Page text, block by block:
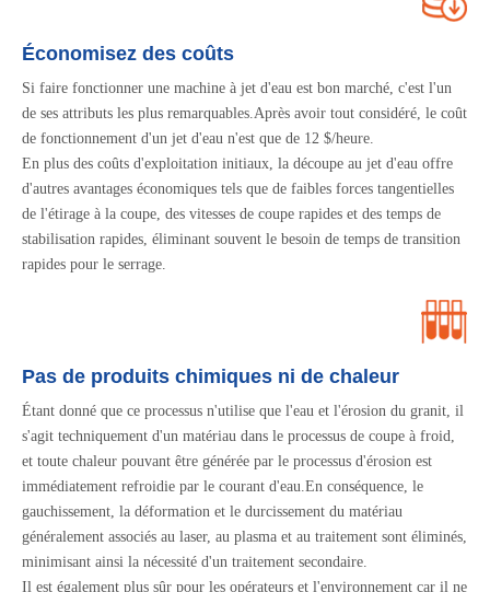
Économisez des coûts
Si faire fonctionner une machine à jet d'eau est bon marché, c'est l'un
de ses attributs les plus remarquables.Après avoir tout considéré, le coût
de fonctionnement d'un jet d'eau n'est que de 12 $/heure.
En plus des coûts d'exploitation initiaux, la découpe au jet d'eau offre
d'autres avantages économiques tels que de faibles forces tangentielles
de l'étirage à la coupe, des vitesses de coupe rapides et des temps de
stabilisation rapides, éliminant souvent le besoin de temps de transition
rapides pour le serrage.
Pas de produits chimiques ni de chaleur
Étant donné que ce processus n'utilise que l'eau et l'érosion du granit, il
s'agit techniquement d'un matériau dans le processus de coupe à froid,
et toute chaleur pouvant être générée par le processus d'érosion est
immédiatement refroidie par le courant d'eau.En conséquence, le
gauchissement, la déformation et le durcissement du matériau
généralement associés au laser, au plasma et au traitement sont éliminés,
minimisant ainsi la nécessité d'un traitement secondaire.
Il est également plus sûr pour les opérateurs et l'environnement car il ne